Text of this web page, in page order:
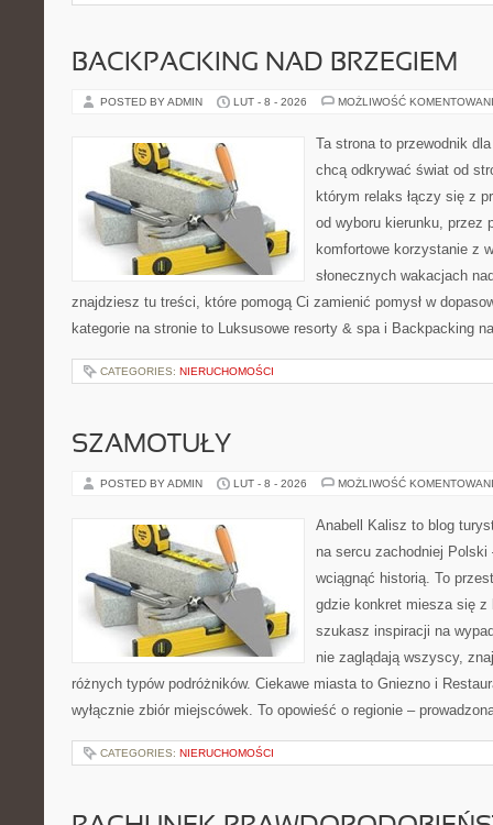
BACKPACKING NAD BRZEGIEM
POSTED BY ADMIN LUT - 8 - 2026 MOŻLIWOŚĆ
Ta strona to przewodnik
chcą odkrywać świat od
którym relaks łączy się z
od wyboru kierunku, przez
komfortowe korzystanie z
słonecznych wakacjach
znajdziesz tu treści, które pomogą Ci zamienić pomysł w
kategorie na stronie to Luksusowe resorty & spa i Backpacking
CATEGORIES: NIERUCHOMOŚCI
SZAMOTUŁY
POSTED BY ADMIN LUT - 8 - 2026 MOŻLIWOŚĆ
Anabell Kalisz to blog
na sercu zachodniej
wciągnąć historią. To
gdzie konkret miesza się
szukasz inspiracji na
nie zaglądają wszyscy,
różnych typów podróżników. Ciekawe miasta to Gniezno i
wyłącznie zbiór miejscówek. To opowieść o regionie –
CATEGORIES: NIERUCHOMOŚCI